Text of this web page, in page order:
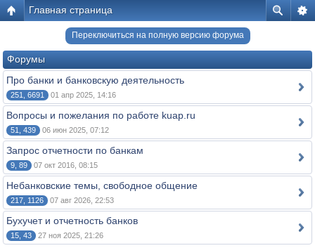
Главная страница
Переключиться на полную версию форума
Форумы
Про банки и банковскую деятельность
251, 6691 01 апр 2025, 14:16
Вопросы и пожелания по работе kuap.ru
51, 439 06 июн 2025, 07:12
Запрос отчетности по банкам
9, 89 07 окт 2016, 08:15
Небанковские темы, свободное общение
217, 1126 07 авг 2026, 22:53
Бухучет и отчетность банков
15, 43 27 ноя 2025, 21:26